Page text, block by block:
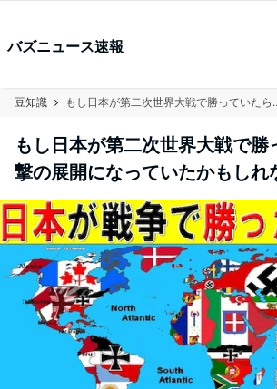
バズニュース速報
豆知識
もし日本が第二次世界大戦で
撃の展開になっていたかもし